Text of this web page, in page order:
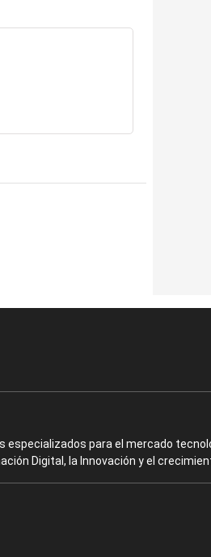
especializados para el mercado
Digital, la Innovación y el